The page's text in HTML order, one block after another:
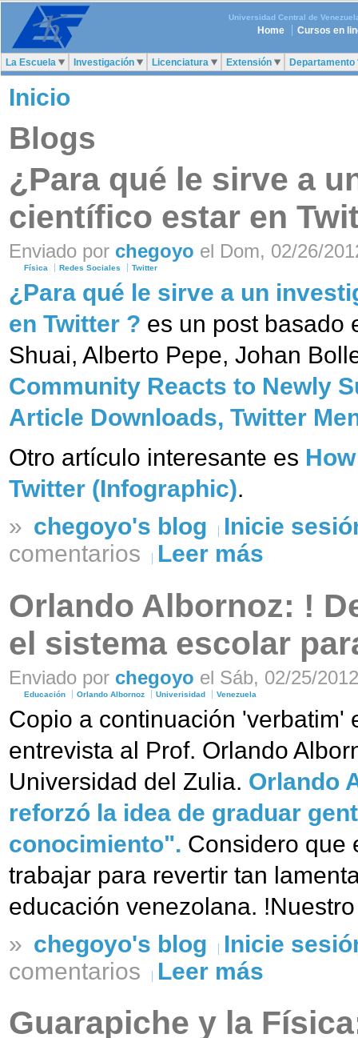
Universidad Central de
Home Cursos en
La Escuela Investigación Licenciatura Extensión Departamento
Inicio
Blogs
¿Para qué le sirve a
científico estar en
Enviado por chegoyo el Dom, 02/26/
Física Redes Sociales Twitter
¿Para qué le sirve a un
en Twitter ? es un post basado
Shuai, Alberto Pepe, Johan
Community Reacts to Newly
Article Downloads, Twitter
Otro artículo interesante es
Twitter (Infographic).
» chegoyo's blog
Inicie
comentarios
Leer más
Orlando Albornoz: !
el sistema escolar
Enviado por chegoyo el Sáb, 02/25/
Educación Orlando Albornoz Univerisidad Venezuela
Copio a continuación 'verbatim'
entrevista al Prof. Orlando
Universidad del Zulia. Orlando
reforzó la idea de graduar
conocimiento". Considero que
trabajar para revertir tan
educación venezolana.
» chegoyo's blog
Inicie
comentarios
Leer más
Guarapiche y la